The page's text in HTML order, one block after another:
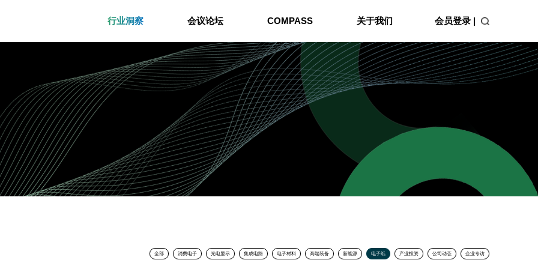
行业洞察 会议论坛 COMPASS 关于我们 会员登录 |
全部 消费电子 光电显示 集成电路 电子材料 高端装备 新能源 电子纸 产业投资 公司动态 企业专访